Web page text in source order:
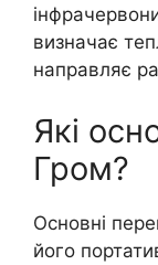
визначає
направляє
Які
Гром?
Основні
його